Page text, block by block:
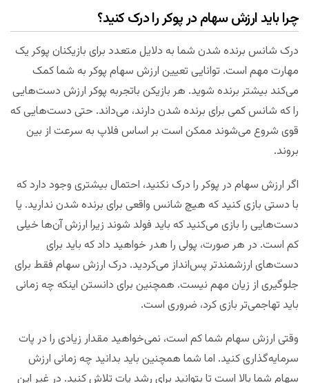
چرا باید ارزش سهام در پوکر را درک کنید؟
درک شانس برنده شدن شما به دلایل متعدد برای بازیکنان پوکر یک
مهارت مهم است. توانایی تعیین ارزش سهام پوکر به شما کمک
می‌کند بیشتر برنده شوید. هر بازیکن باتجربه پوکر ارزش دست‌هایی
را که شانس کمی برای برنده شدن دارند، می‌داند. حتی دست‌هایی که
قوی شروع می‌شوند ممکن است بر اساس فلاپ به سرعت از بین
بروند.
اگر ارزش سهام در پوکر را درک نکنید، احتمال بیشتری وجود دارد که
با دستی بازی کنید که هیچ شانس واقعی برای برنده شدن ندارید. یا
دست‌هایی را بازی می‌کنید که باید فولد شوند زیرا ارزش آن‌ها خیلی
کم است. در هر صورت، پولی را هدر خواهید داد که باید برای
دست‌های ارزشمندتر پس‌انداز می‌کردید. درک ارزش سهام فقط برای
جلوگیری از زیان مهم نیست. همچنین برای دانستن اینکه چه زمانی
باید تهاجمی‌تر بازی کرد، ضروری است.
وقتی ارزش سهام شما کم است، نمی‌خواهید مقدار زیادی را در پات
سرمایه‌گذاری کنید. اما شما همچنین باید بدانید چه زمانی ارزش
سهام شما بالا است تا بتوانید برای رشد پات تلاش کنید. در غیر این